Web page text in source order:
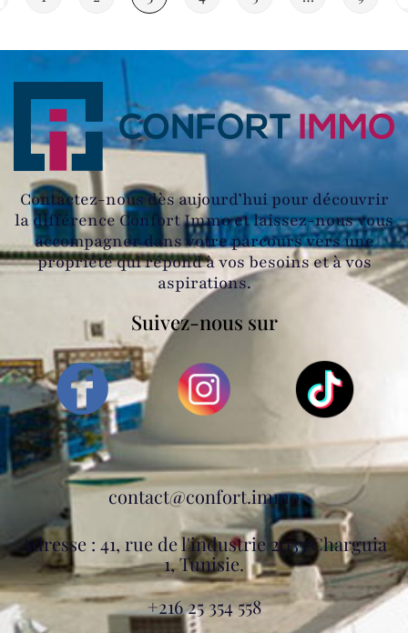
Contactez-nous dès aujourd’hui pour découvrir
la différence Confort Immo et laissez-nous vous
accompagner dans votre parcours vers une
propriété qui répond à vos besoins et à vos
aspirations.
Suivez-nous sur
contact@confort.immo
Adresse : 41, rue de l'industrie 2035 Charguia
1, Tunisie.
+216 25 354 558